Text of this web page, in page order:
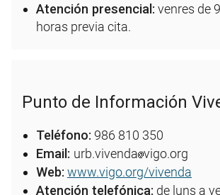
Atención presencial: venres de
horas previa cita.
Punto de Información
Teléfono: 986 810 350
Email: urb.vivenda vigo.org
Web: www.vigo.org/vivenda
Atención telefónica: de luns a